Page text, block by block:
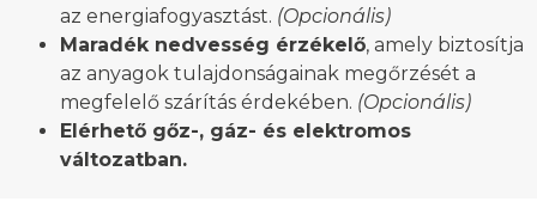
az energiafogyasztást. (Opcionális)
Maradék nedvesség érzékelő, amely biztosítja
az anyagok tulajdonságainak megőrzését a
megfelelő szárítás érdekében. (Opcionális)
Elérhető gőz-, gáz- és elektromos
változatban.